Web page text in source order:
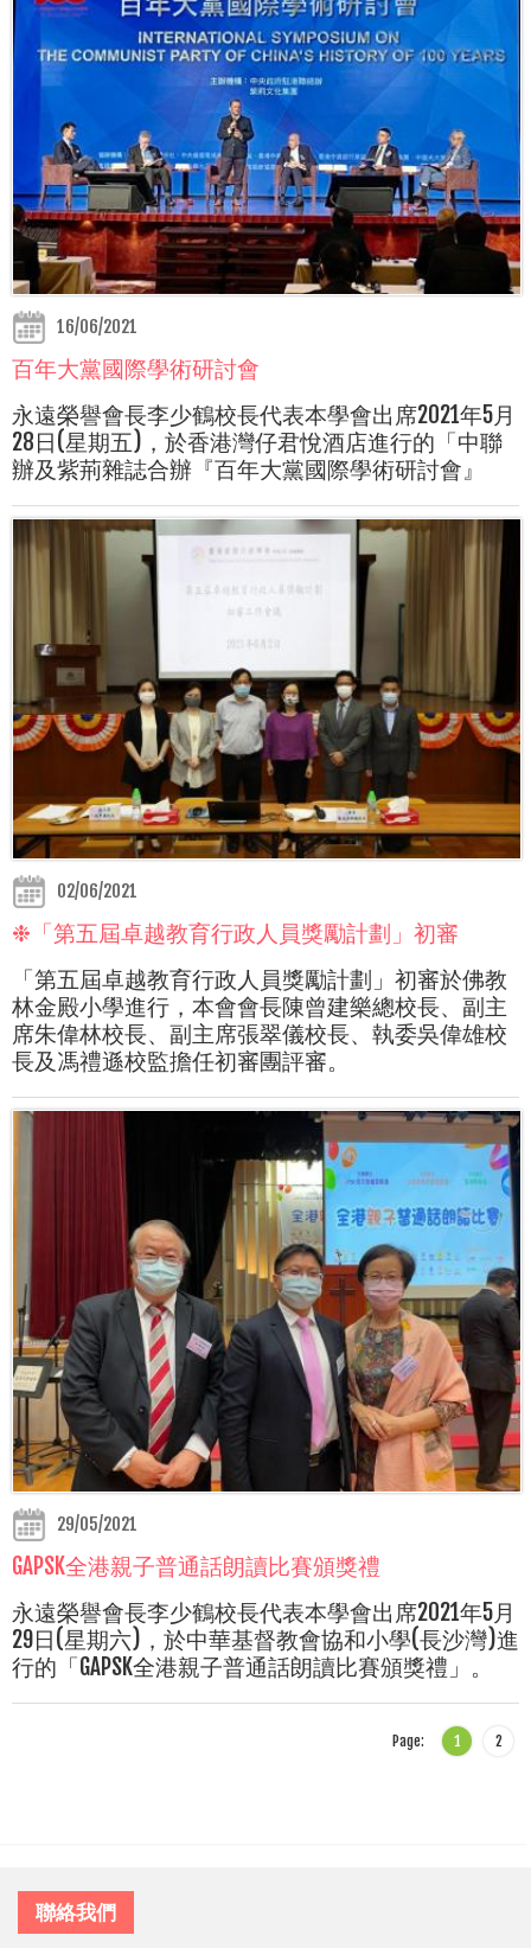
16/06/2021
百年大黨國際學術研討會
永遠榮譽會長李少鶴校長代表本學會出席2021年5月
28日(星期五)，於香港灣仔君悅酒店進行的「中聯
辦及紫荊雜誌合辦『百年大黨國際學術研討會』
02/06/2021
❉「第五屆卓越教育行政人員獎勵計劃」初審
「第五屆卓越教育行政人員獎勵計劃」初審於佛教
林金殿小學進行，本會會長陳曾建樂總校長、副主
席朱偉林校長、副主席張翠儀校長、執委吳偉雄校
長及馮禮遜校監擔任初審團評審。
29/05/2021
GAPSK全港親子普通話朗讀比賽頒獎禮
永遠榮譽會長李少鶴校長代表本學會出席2021年5月
29日(星期六)，於中華基督教會協和小學(長沙灣)進
行的「GAPSK全港親子普通話朗讀比賽頒獎禮」。
Page: 1 2
聯絡我們